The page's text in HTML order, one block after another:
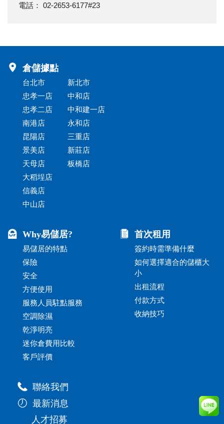
電話： 02-2653-6177#23
倉儲據點
台北市
忠孝一店
忠孝二店
南港店
昆陽店
景美店
天母店
大稻埕店
信義店
中山店
新北市
中和店
中和建一店
永和店
三重店
新莊店
板橋店
Why易儲居?
易儲居的特點
保險
安全
方便使用
服務人員駐點服務
空調除濕
乾淨明亮
迷你倉費用比較
客戶評價
首次租用
簽約時需準備什麼
如何選擇適合的儲櫃大
小
出租流程
付款方式
收納技巧
聯絡我們
最新消息
人才招募